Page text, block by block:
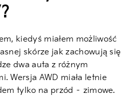
kiedyś miałem możliwość
skórze jak zachowują się
dwa auta z różnym
Wersja AWD miała letnie
tylko na przód – zimowe.